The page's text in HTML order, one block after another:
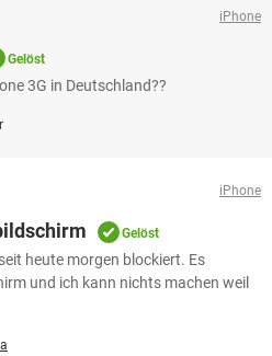
iPhone
Gelöst
3G in Deutschland??
iPhone
Gelöst
heute morgen blockiert. Es
und ich kann nichts machen weil